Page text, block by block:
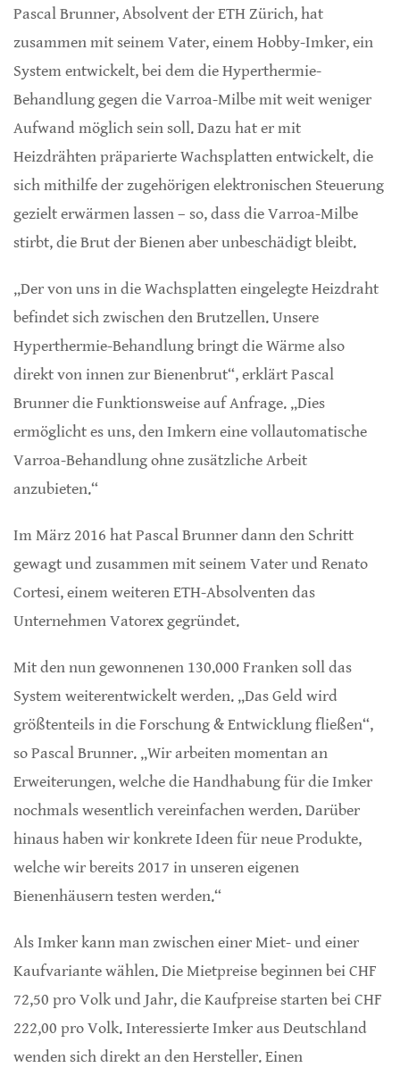
Pascal Brunner, Absolvent der ETH Zürich, hat
zusammen mit seinem Vater, einem Hobby-Imker, ein
System entwickelt, bei dem die Hyperthermie-
Behandlung gegen die Varroa-Milbe mit weit weniger
Aufwand möglich sein soll. Dazu hat er mit
Heizdrähten präparierte Wachsplatten entwickelt, die
sich mithilfe der zugehörigen elektronischen Steuerung
gezielt erwärmen lassen – so, dass die Varroa-Milbe
stirbt, die Brut der Bienen aber unbeschädigt bleibt.
„Der von uns in die Wachsplatten eingelegte Heizdraht
befindet sich zwischen den Brutzellen. Unsere
Hyperthermie-Behandlung bringt die Wärme also
direkt von innen zur Bienenbrut“, erklärt Pascal
Brunner die Funktionsweise auf Anfrage. „Dies
ermöglicht es uns, den Imkern eine vollautomatische
Varroa-Behandlung ohne zusätzliche Arbeit
anzubieten.“
Im März 2016 hat Pascal Brunner dann den Schritt
gewagt und zusammen mit seinem Vater und Renato
Cortesi, einem weiteren ETH-Absolventen das
Unternehmen Vatorex gegründet.
Mit den nun gewonnenen 130.000 Franken soll das
System weiterentwickelt werden. „Das Geld wird
größtenteils in die Forschung & Entwicklung fließen“,
so Pascal Brunner. „Wir arbeiten momentan an
Erweiterungen, welche die Handhabung für die Imker
nochmals wesentlich vereinfachen werden. Darüber
hinaus haben wir konkrete Ideen für neue Produkte,
welche wir bereits 2017 in unseren eigenen
Bienenhäusern testen werden.“
Als Imker kann man zwischen einer Miet- und einer
Kaufvariante wählen. Die Mietpreise beginnen bei CHF
72,50 pro Volk und Jahr, die Kaufpreise starten bei CHF
222,00 pro Volk. Interessierte Imker aus Deutschland
wenden sich direkt an den Hersteller. Einen